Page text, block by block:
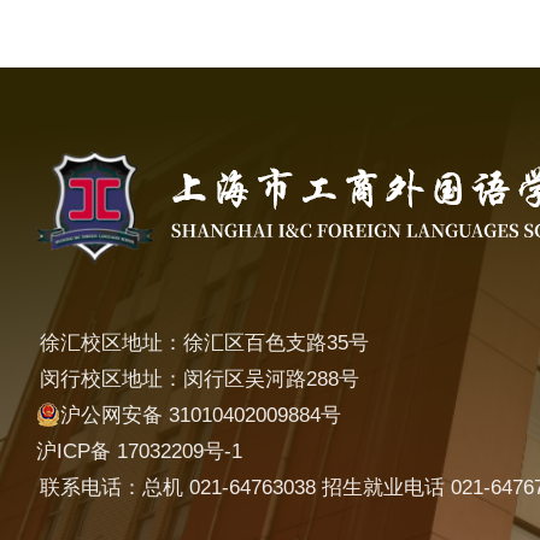
徐汇校区地址：徐汇区百色支路35号
闵行校区地址：闵行区吴河路288号
沪公网安备 31010402009884号
沪ICP备 17032209号-1
联系电话：总机 021-64763038 招生就业电话 021-